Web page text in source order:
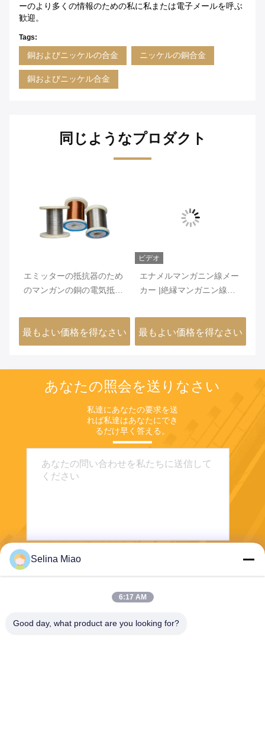
ーのより多くの情報のための私に私または電子メールを呼ぶ
歓迎。
Tags:
銅およびニッケルの合金 ニッケルの銅合金
銅およびニッケル合金
同じようなプロダクト
エミッターの抵抗器のため
のマンガンの銅の電気抵抗
性
最もよい価格を得なさい
ビデオ
エナメルマンガニン線メー
カー |絶縁マンガニン線
最もよい価格を得なさい
あなたの照会を送りなさい
私達にあなたの要求を送
れば私達はあなたにでき
るだけ早く答える。
Selina Miao
6:17 AM
Good day, what product are you looking for?